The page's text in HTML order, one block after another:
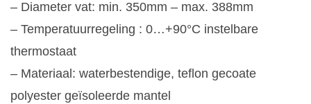
– Diameter vat: min. 350mm – max. 388mm
– Temperatuurregeling : 0…+90°C instelbare
thermostaat
– Materiaal: waterbestendige, teflon gecoate
polyester geïsoleerde mantel